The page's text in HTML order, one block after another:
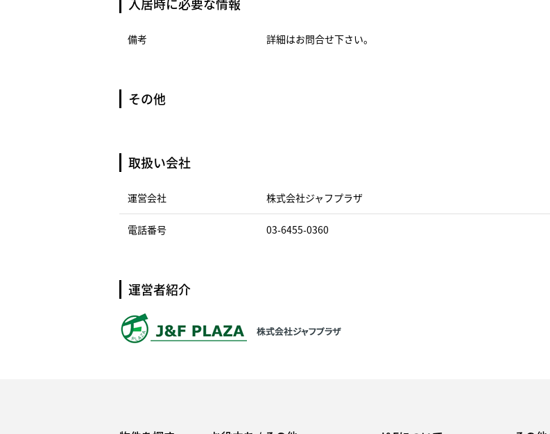
入居時に必要な情報
備考 詳細はお問合せ下さい。
その他
取扱い会社
運営会社 株式会社ジャフプラザ
電話番号 03-6455-0360
運営者紹介